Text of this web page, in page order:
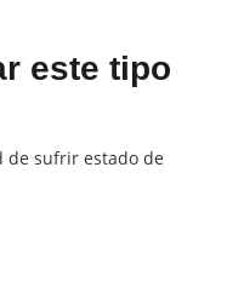
este tipo
de sufrir estado de